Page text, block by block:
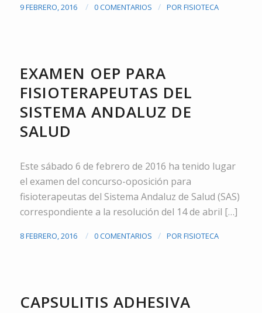
9 FEBRERO, 2016 / 0 COMENTARIOS / PORFISIOTECA
EXAMEN OEP PARA
FISIOTERAPEUTAS DEL
SISTEMA ANDALUZ DE
SALUD
Este sábado 6 de febrero de 2016 ha tenido lugar
el examen del concurso-oposición para
fisioterapeutas del Sistema Andaluz de Salud (SAS)
correspondiente a la resolución del 14 de abril […]
8 FEBRERO, 2016 / 0 COMENTARIOS / PORFISIOTECA
CAPSULITIS ADHESIVA